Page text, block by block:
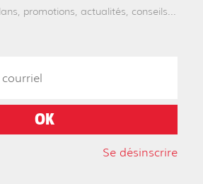
promotions, actualités, conseils...
Se désinscrire